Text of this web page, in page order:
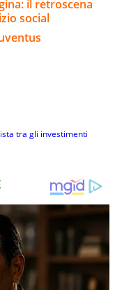
il retroscena
social
tra gli investimenti